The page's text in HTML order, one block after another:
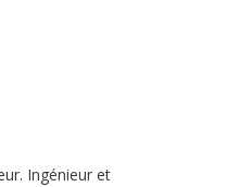
Ingénieur et